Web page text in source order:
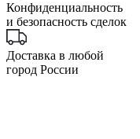
Конфиденциальность
и безопасность сделок
Доставка в любой
город России